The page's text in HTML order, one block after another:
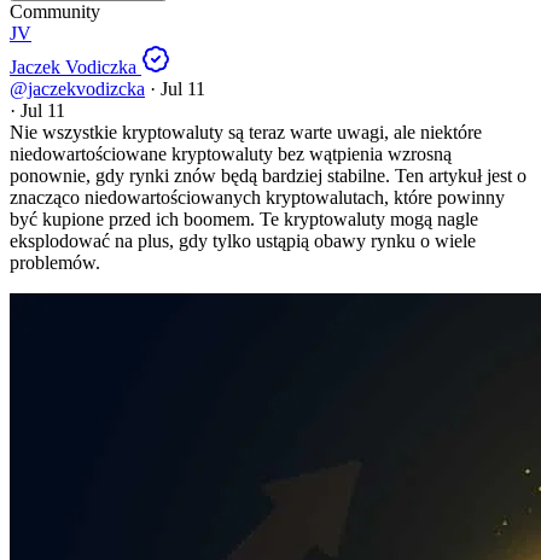
Community
JV
Jaczek Vodiczka
@jaczekvodizcka · Jul 11
· Jul 11
Nie wszystkie kryptowaluty są teraz warte uwagi, ale niektóre
niedowartościowane kryptowaluty bez wątpienia wzrosną
ponownie, gdy rynki znów będą bardziej stabilne. Ten artykuł jest o
znacząco niedowartościowanych kryptowalutach, które powinny
być kupione przed ich boomem. Te kryptowaluty mogą nagle
eksplodować na plus, gdy tylko ustąpią obawy rynku o wiele
problemów.